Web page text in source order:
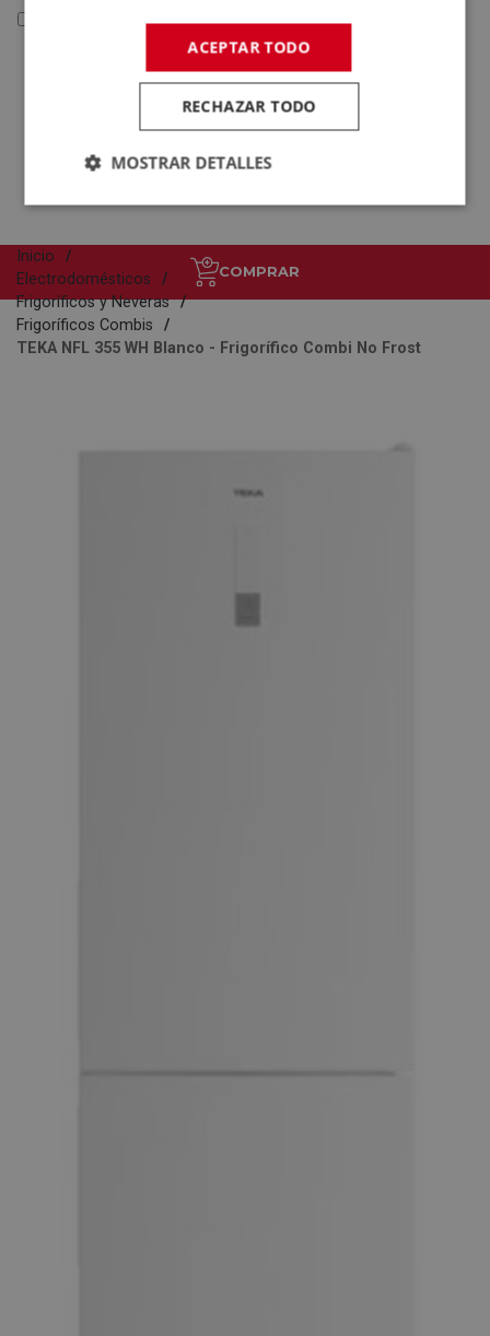
Reacondicionados y Outlet
Reacondicionados y
Outlet
Electrodomésticos
COMPRAR
Inicio
Electrodomésticos
Frigoríficos y Neveras
Frigoríficos Combis
TEKA NFL 355 WH Blanco - Frigorífico Combi No Frost
ACEPTAR TODO
RECHAZAR TODO
MOSTRAR DETALLES